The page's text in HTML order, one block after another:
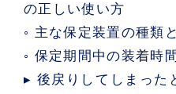
の正しい使い方
◦ 主な保定装置の種類
◦ 保定期間中の装着時
▸ 後戻りしてしまった